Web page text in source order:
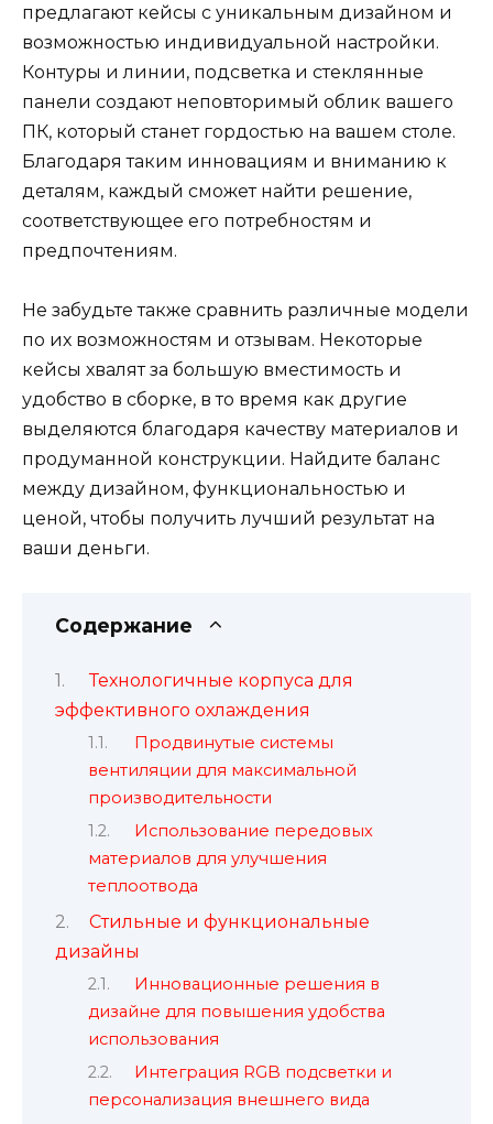
предлагают кейсы с уникальным дизайном и
возможностью индивидуальной настройки.
Контуры и линии, подсветка и стеклянные
панели создают неповторимый облик вашего
ПК, который станет гордостью на вашем столе.
Благодаря таким инновациям и вниманию к
деталям, каждый сможет найти решение,
соответствующее его потребностям и
предпочтениям.
Не забудьте также сравнить различные модели
по их возможностям и отзывам. Некоторые
кейсы хвалят за большую вместимость и
удобство в сборке, в то время как другие
выделяются благодаря качеству материалов и
продуманной конструкции. Найдите баланс
между дизайном, функциональностью и
ценой, чтобы получить лучший результат на
ваши деньги.
Содержание
Технологичные корпуса для
эффективного охлаждения
Продвинутые системы
вентиляции для максимальной
производительности
Использование передовых
материалов для улучшения
теплоотвода
Стильные и функциональные
дизайны
Инновационные решения в
дизайне для повышения удобства
использования
Интеграция RGB подсветки и
персонализация внешнего вида